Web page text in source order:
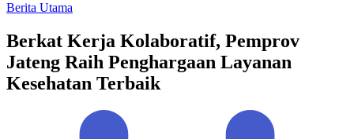
Berita Utama
Berkat Kerja Kolaboratif, Pemprov
Jateng Raih Penghargaan Layanan
Kesehatan Terbaik